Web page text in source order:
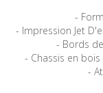
-
- Impression Jet
- Bords
- Chassis en bois
-